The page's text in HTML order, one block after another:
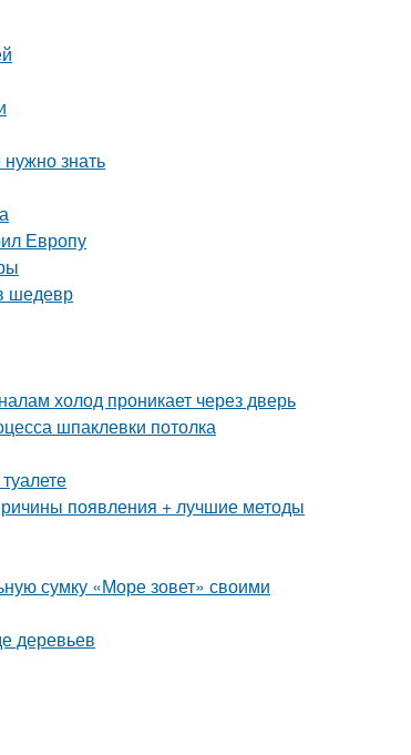
знать
Европу
шедевр
холод проникает через дверь
шпаклевки потолка
появления + лучшие методы
сумку «Море зовет» своими
деревьев